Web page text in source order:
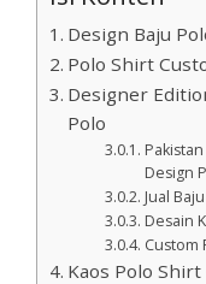
Design Baju
Polo Shirt
Designer
Polo
Design
Jual
Desain
Custom
Kaos Polo